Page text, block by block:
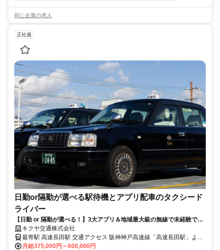
同じ企業の求人
正社員
日勤or隔勤が選べる駅待機とアプリ配車のタクシード
ライバー
【日勤 or 隔勤が選べる！】3大アプリ＆地域最大級の無線で未経験でも
稼げるタクシードライバー／二種免許取得中も「日当＋交通費」を支
給！残業月10h未満／3ヶ月で15万円の補助手当あり
キクヤ交通株式会社
最寄駅 高速長田駅 交通アクセス 阪神神戸高速線「高速長田駅」より
徒歩8分 JR「兵庫駅」より徒歩10分程度
月給375,000円～600,000円